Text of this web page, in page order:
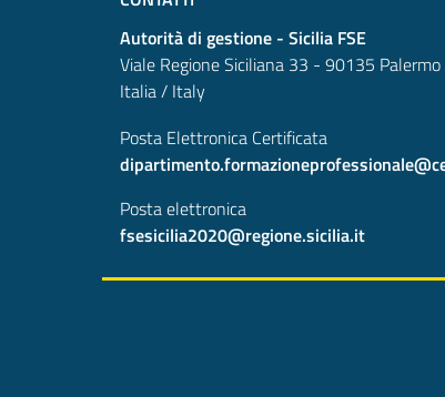
Autorità di gestione - Sicilia FSE
Viale Regione Siciliana 33 - 90135 Palermo
Italia / Italy
Posta Elettronica Certificata
Posta elettronica
fsesicilia2020@regione.sicilia.it